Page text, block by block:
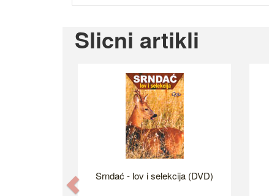
Slicni artikli
Srndać - lov i selekcija (DVD)
Previous